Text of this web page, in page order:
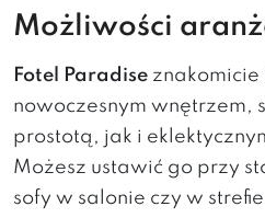
Możliwości
Fotel Paradise znakomicie
nowoczesnym wnętrzem,
prostotą, jak i
Możesz ustawić go przy
sofy w salonie czy w